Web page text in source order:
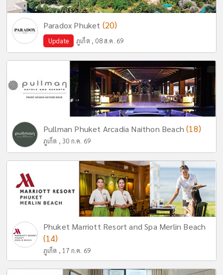
Paradox Phuket (20)
Update ภูเก็ต , 08 ส.ค. 69
Pullman Phuket Arcadia Naithon Beach(18)
ภูเก็ต , 30 ก.ค. 69
Phuket Marriott Resort and Spa Merlin Beach
(14)
ภูเก็ต , 17 ก.ค. 69